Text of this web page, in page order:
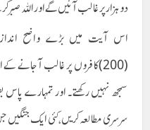
دو ہزار پر غالب آئیں گے اور اللہ
(200)کافروں پر غالب آجانے
سمجھ نہیں رکھتے۔ اور تمہارے
سرسری مطالعہ کریں، کئی ایک جنگیں